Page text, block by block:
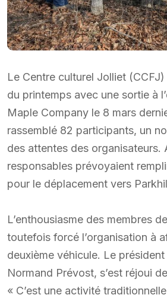
Le Centre culturel Jolliet (CCFJ)
du printemps avec une sortie à
Maple Company le 8 mars
rassemblé 82 participants, un
des attentes des organisateurs.
responsables prévoyaient
pour le déplacement vers
L’enthousiasme des membres
toutefois forcé l’organisation à
deuxième véhicule. Le
Normand Prévost, s’est réjoui
« C’est une activité